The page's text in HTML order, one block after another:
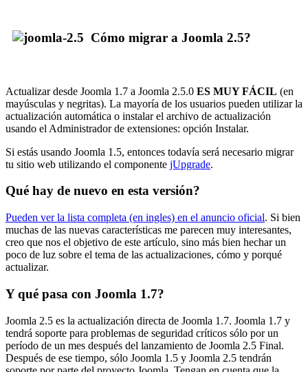
Cómo migrar a Joomla 2.5?
Actualizar desde Joomla 1.7 a Joomla 2.5.0 ES MUY FÁCIL (en
mayúsculas y negritas). La mayoría de los usuarios pueden utilizar la
actualización automática o instalar el archivo de actualización
usando el Administrador de extensiones: opción Instalar.
Si estás usando Joomla 1.5, entonces todavía será necesario migrar
tu sitio web utilizando el componente jUpgrade.
Qué hay de nuevo en esta versión?
Pueden ver la lista completa (en ingles) en el anuncio oficial. Si bien
muchas de las nuevas características me parecen muy interesantes,
creo que nos el objetivo de este artículo, sino más bien hechar un
poco de luz sobre el tema de las actualizaciones, cómo y porqué
actualizar.
Y qué pasa con Joomla 1.7?
Joomla 2.5 es la actualización directa de Joomla 1.7. Joomla 1.7 y
tendrá soporte para problemas de seguridad críticos sólo por un
período de un mes después del lanzamiento de Joomla 2.5 Final.
Después de ese tiempo, sólo Joomla 1.5 y Joomla 2.5 tendrán